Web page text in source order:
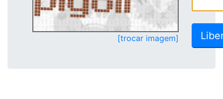
[trocar imagem]